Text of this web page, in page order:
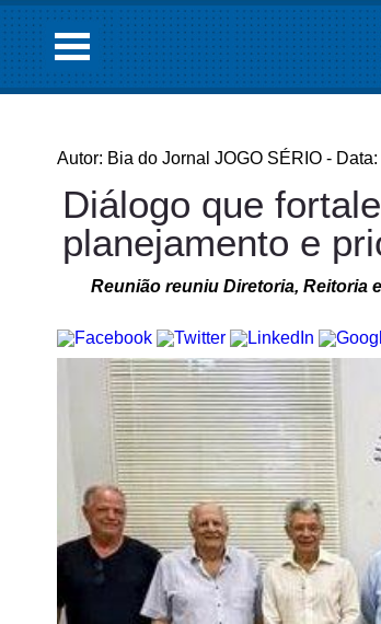
Autor: Bia do Jornal JOGO SÉRIO -
Diálogo que
planejamento e
Reunião reuniu Diretoria, Reitoria